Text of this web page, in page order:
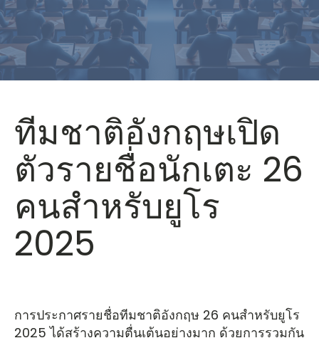
ทีมชาติอังกฤษเปิด
ตัวรายชื่อนักเตะ 26
คนสำหรับยูโร
2025
การประกาศรายชื่อทีมชาติอังกฤษ 26 คนสำหรับยูโร
2025 ได้สร้างความตื่นเต้นอย่างมาก ด้วยการรวมกัน